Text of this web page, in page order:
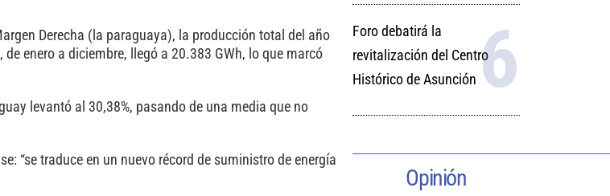
Derecha (la paraguaya), la producción total del año
enero a diciembre, llegó a 20.383 GWh, lo que marcó
levantó al 30,38%, pasando de una media que no
“se traduce en un nuevo récord de suministro de energía
Foro debatirá la
revitalización del Centro
Histórico de Asunción
Opinión